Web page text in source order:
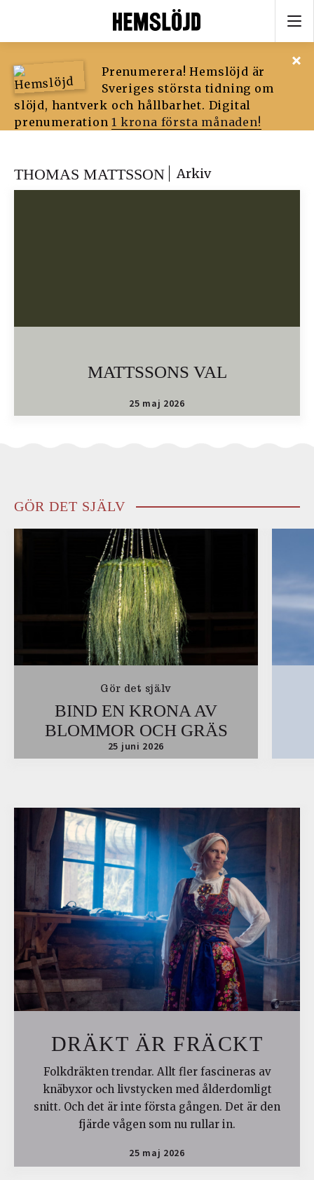
Prenumerera! Hemslöjd är
Sveriges största tidning om
slöjd, hantverk och hållbarhet. Digital
prenumeration1 krona första månaden!
THOMAS MATTSSON Arkiv
MATTSSONS VAL
25 maj 2026
GÖR DET SJÄLV
Gör det själv
BIND EN KRONA AV
BLOMMOR OCH GRÄS
25 juni 2026
DRÄKT ÄR FRÄCKT
Folkdräkten trendar. Allt fler fascineras av
knäbyxor och livstycken med ålderdomligt
snitt. Och det är inte första gången. Det är den
fjärde vågen som nu rullar in.
25 maj 2026